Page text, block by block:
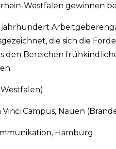
Westfalen gewinnen
die sich die
den Bereichen
Campus, Nauen
Hamburg